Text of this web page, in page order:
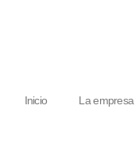
Inicio La empresa